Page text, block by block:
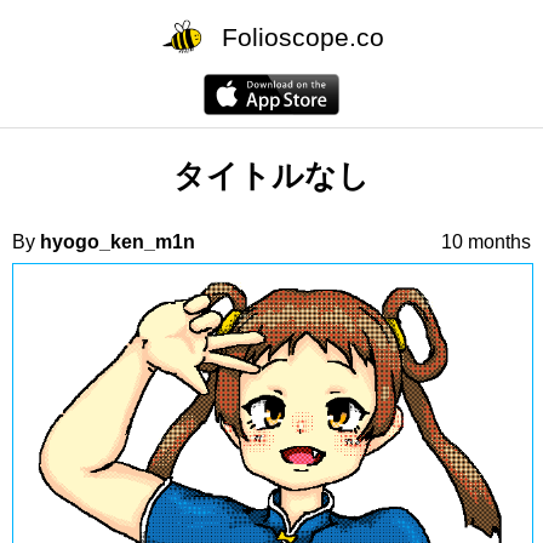
Folioscope.co
タイトルなし
By hyogo_ken_m1n 10 months